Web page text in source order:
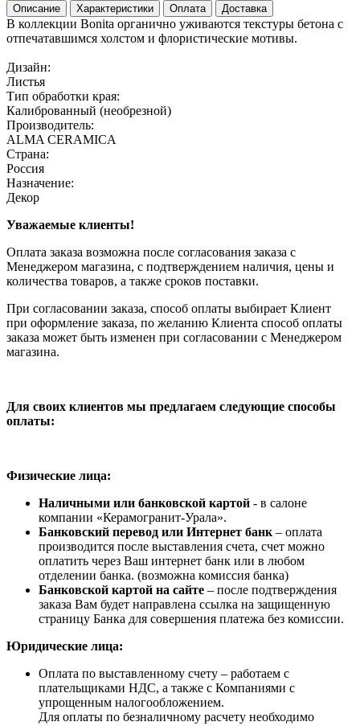
Описание Характеристики Оплата Доставка
В коллекции Bonita органично уживаются текстуры бетона с
отпечатавшимся холстом и флористические мотивы.
Дизайн:
Листья
Тип обработки края:
Калиброванный (необрезной)
Производитель:
ALMA CERAMICA
Страна:
Россия
Назначение:
Декор
Уважаемые клиенты!
Оплата заказа возможна после согласования заказа с
Менеджером магазина, с подтверждением наличия, цены и
количества товаров, а также сроков поставки.
При согласовании заказа, способ оплаты выбирает Клиент
при оформление заказа, по желанию Клиента способ оплаты
заказа может быть изменен при согласовании с Менеджером
магазина.
Для своих клиентов мы предлагаем следующие способы
оплаты:
Физические лица:
Наличными или банковской картой - в салоне
компании «Керамогранит-Урала».
Банковский перевод или Интернет банк – оплата
производится после выставления счета, счет можно
оплатить через Ваш интернет банк или в любом
отделении банка. (возможна комиссия банка)
Банковской картой на сайте – после подтверждения
заказа Вам будет направлена ссылка на защищенную
страницу Банка для совершения платежа без комиссии.
Юридические лица:
Оплата по выставленному счету – работаем с
плательщиками НДС, а также с Компаниями с
упрощенным налогообложением.
Для оплаты по безналичному расчету необходимо